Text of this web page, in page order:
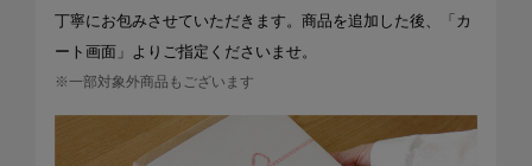
丁寧にお包みさせていただきます。商品を追加した後、「カ
ート画面」よりご指定くださいませ。
※一部対象外商品もございます